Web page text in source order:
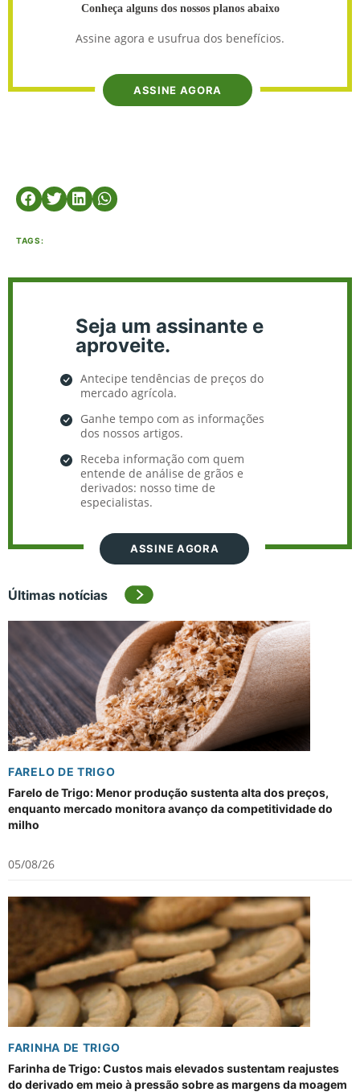
Conheça alguns dos nossos planos abaixo
Assine agora e usufrua dos benefícios.
ASSINE AGORA
TAGS:
Seja um assinante e
aproveite.
Antecipe tendências de preços do
mercado agrícola.
Ganhe tempo com as informações
dos nossos artigos.
Receba informação com quem
entende de análise de grãos e
derivados: nosso time de
especialistas.
ASSINE AGORA
Últimas notícias
FARELO DE TRIGO
Farelo de Trigo: Menor produção sustenta alta dos preços,
enquanto mercado monitora avanço da competitividade do
milho
05/08/26
FARINHA DE TRIGO
Farinha de Trigo: Custos mais elevados sustentam reajustes
do derivado em meio à pressão sobre as margens da moagem